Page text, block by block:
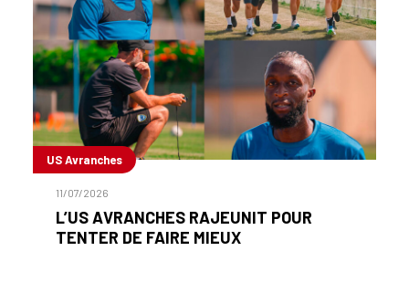
US Avranches
11/07/2026
L’US AVRANCHES RAJEUNIT POUR
TENTER DE FAIRE MIEUX